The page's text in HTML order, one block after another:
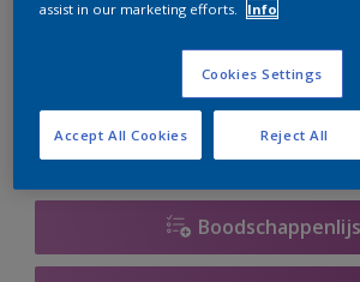
Op dit moment is het niet mogelijk dit
te bestellen. Houd de website in de
er hard aan om de voorraad aan te
assist in our marketing efforts.
Info
Cookies Settings
Reject All
Accept All Cookies